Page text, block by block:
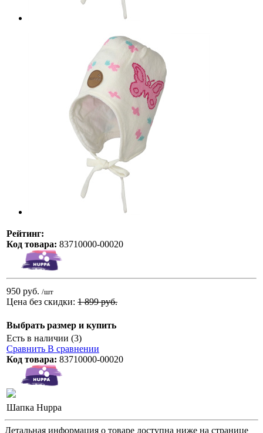
Рейтинг:
Код товара: 83710000-00020
950 руб. /шт
Цена без скидки: 1 899 руб.
Выбрать размер и купить
Есть в наличии (3)
Сравнить В сравнении
Код товара: 83710000-00020
Шапка Huppa
Детальная информация о товаре доступна ниже на странице